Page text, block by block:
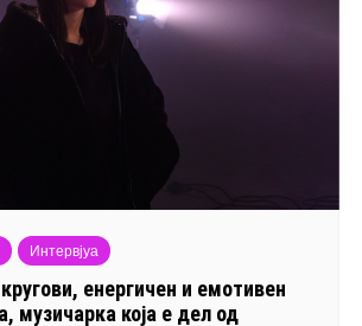
Интервјуа
енергичен и емотивен
музичарка која е дел од